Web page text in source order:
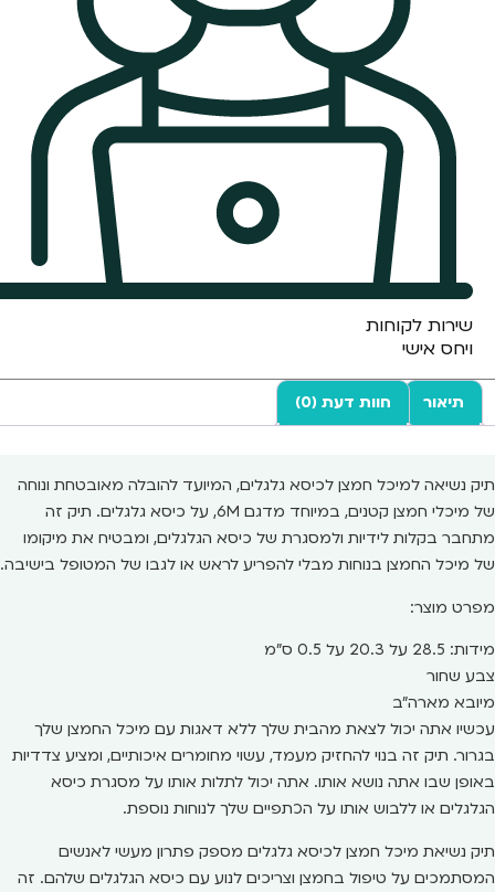
שירות לקוחות
ויחס אישי
תיאור חוות דעת (0)
תיק נשיאה למיכל חמצן לכיסא גלגלים, המיועד להובלה מאובטחת ונוחה
של מיכלי חמצן קטנים, במיוחד מדגם 6M, על כיסא גלגלים. תיק זה
מתחבר בקלות לידיות ולמסגרת של כיסא הגלגלים, ומבטיח את מיקומו
של מיכל החמצן בנוחות מבלי להפריע לראש או לגבו של המטופל בישיבה.
מפרט מוצר:
מידות: 28.5 על 20.3 על 0.5 ס"מ
צבע שחור
מיובא מארה"ב
עכשיו אתה יכול לצאת מהבית שלך ללא דאגות עם מיכל החמצן שלך
בגרור. תיק זה בנוי להחזיק מעמד, עשוי מחומרים איכותיים, ומציע צדדיות
באופן שבו אתה נושא אותו. אתה יכול לתלות אותו על מסגרת כיסא
הגלגלים או ללבוש אותו על הכתפיים שלך לנוחות נוספת.
תיק נשיאת מיכל חמצן לכיסא גלגלים מספק פתרון מעשי לאנשים
המסתמכים על טיפול בחמצן וצריכים לנוע עם כיסא הגלגלים שלהם. זה